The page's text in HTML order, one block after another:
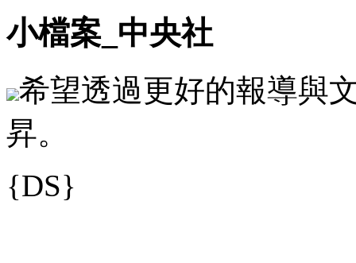
小檔案_中央社
希望透過更好的報導與
昇。
{DS}